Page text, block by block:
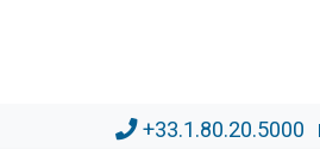
+33.1.80.20.5000